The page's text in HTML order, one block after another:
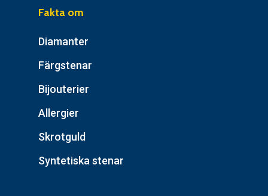
Fakta om
Diamanter
Färgstenar
Bijouterier
Allergier
Skrotguld
Syntetiska stenar